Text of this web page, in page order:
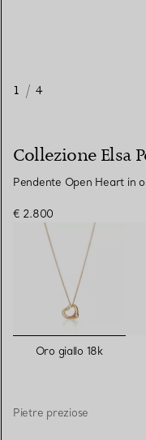
1 / 4
Collezione Elsa
Pendente Open Heart in
€ 2.800
selezionato/i
Oro giallo 18k
Pietre preziose